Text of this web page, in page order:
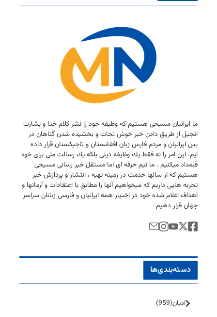
ما ایرانیان مسیحی هستیم كه وظیفه خود را نشر كلام خدا و بشارت
انجیل از طریق دادن خبر خوش نجات و بخشیده شدن گناهان در
بین ایرانیان و مردم فارس زبان افغانستان و تاجیكستان قرار داده
ایم. این امر را نه فقط یك وظیفه دینی بلكه یك رسالت ملی برای خود
قلمداد میكنیم . ما تیم حرفه ای اما مستقل خبر رسانی مسیحی
هستیم كه از سالها خدمت در زمینه تهیه ، انتشار و پردازش خبر
تجربه هایی داریم كه میخواهیم آنها را مطابق با اعتقادات و آرمانها و
اهداف اعلام شده خود در اختیار همه ایرانیان و فارسی زبانان سراسر
جهان قرار دهیم
دسته‌بندی‌ها
ادیان(959)